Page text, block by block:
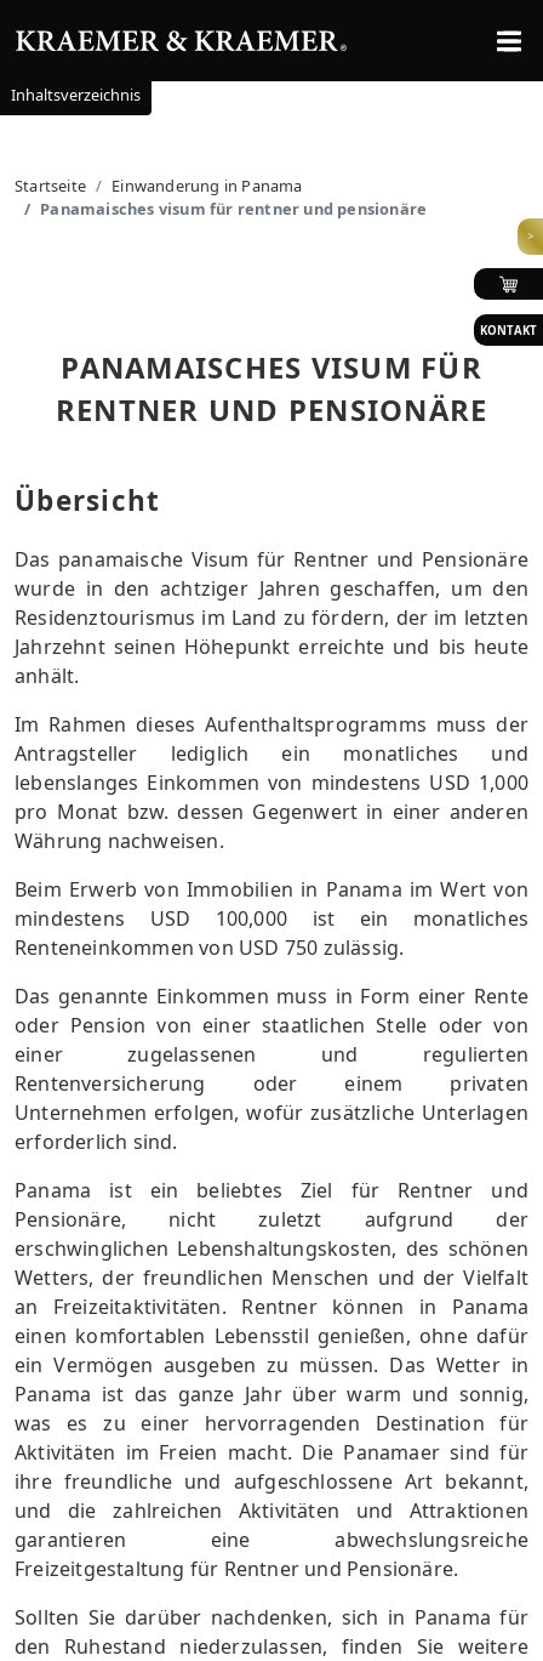
>
KONTAKT
Startseite
Einwanderung in Panama
Panamaisches visum für rentner und pensionäre
PANAMAISCHES VISUM FÜR
RENTNER UND PENSIONÄRE
Übersicht
Das panamaische Visum für Rentner und Pensionäre
wurde in den achtziger Jahren geschaffen, um den
Residenztourismus im Land zu fördern, der im letzten
Jahrzehnt seinen Höhepunkt erreichte und bis heute
anhält.
Im Rahmen dieses Aufenthaltsprogramms muss der
Antragsteller lediglich ein monatliches und
lebenslanges Einkommen von mindestens USD 1,000
pro Monat bzw. dessen Gegenwert in einer anderen
Währung nachweisen.
Beim Erwerb von Immobilien in Panama im Wert von
mindestens USD 100,000 ist ein monatliches
Renteneinkommen von USD 750 zulässig.
Das genannte Einkommen muss in Form einer Rente
oder Pension von einer staatlichen Stelle oder von
einer zugelassenen und regulierten
Rentenversicherung oder einem privaten
Unternehmen erfolgen, wofür zusätzliche Unterlagen
erforderlich sind.
Panama ist ein beliebtes Ziel für Rentner und
Pensionäre, nicht zuletzt aufgrund der
erschwinglichen Lebenshaltungskosten, des schönen
Wetters, der freundlichen Menschen und der Vielfalt
an Freizeitaktivitäten. Rentner können in Panama
einen komfortablen Lebensstil genießen, ohne dafür
ein Vermögen ausgeben zu müssen. Das Wetter in
Panama ist das ganze Jahr über warm und sonnig,
was es zu einer hervorragenden Destination für
Aktivitäten im Freien macht. Die Panamaer sind für
ihre freundliche und aufgeschlossene Art bekannt,
und die zahlreichen Aktivitäten und Attraktionen
garantieren eine abwechslungsreiche
Freizeitgestaltung für Rentner und Pensionäre.
Sollten Sie darüber nachdenken, sich in Panama für
den Ruhestand niederzulassen, finden Sie weitere
Inhaltsverzeichnis